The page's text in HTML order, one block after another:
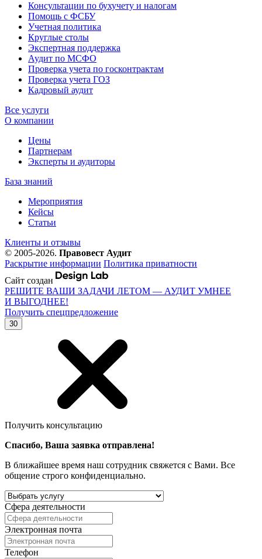
Консультации по бухучету и налогам
Помощь с ФСБУ
Учетная политика
Круглые столы
Экспертная поддержка
Аудит по МСФО
Проверка учета по госконтрактам
Проверка учета ГОЗ
Кадровый аудит
Все услуги
О компании
Цены
Партнерам
Эксперты и аудиторы
База знаний
Мероприятия
Кейсы
Статьи
Клиенты и отзывы
© 2005-2026. Правовест Аудит
Раскрытие информации Политика приватности
Сайт создан
РЕШИТЕ ВАШИ ЗАДАЧИ ЛЕТОМ — АУДИТ УМНЕЕ
И ВЫГОДНЕЕ!
Получить спецпредложение
30
Получить консультацию
Спасибо, Ваша заявка отправлена!
В ближайшее время наш сотрудник свяжется с Вами. Все
общение строго конфиденциально.
Сфера деятельности
Электронная почта
Телефон